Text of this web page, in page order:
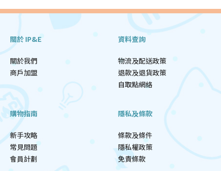
關於 IP&E
關於我們
商戶加盟
資料查詢
物流及配送政策
退款及退貨政策
自取點網絡
購物指南
新手攻略
常見問題
會員計劃
隱私及條款
條款及條件
隱私權政策
免責條款